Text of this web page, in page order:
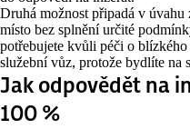
Druhá možnost připadá v
místo bez splnění určité
potřebujete kvůli péči o
služební vůz, protože bydlíte na
Jak odpovědět na
100 %